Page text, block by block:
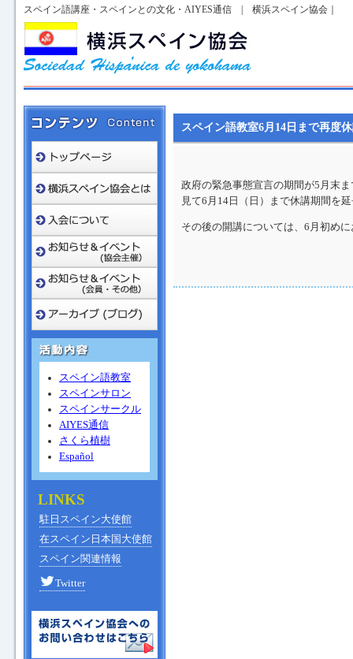
スペイン語講座・スペインとの文化・AIYES通信 | 横浜スペイン協会｜
スペイン語教室
スペインサロン
スペインサークル
AIYES通信
さくら植樹
Español
LINKS
駐日スペイン大使館
在スペイン日本国大使館
スペイン関連情報
Twitter
スペイン語教室6月14日まで再度
政府の緊急事態宣言の期間が5月末
見て6月14日（日）まで休講期間を
その後の開講については、6月初め